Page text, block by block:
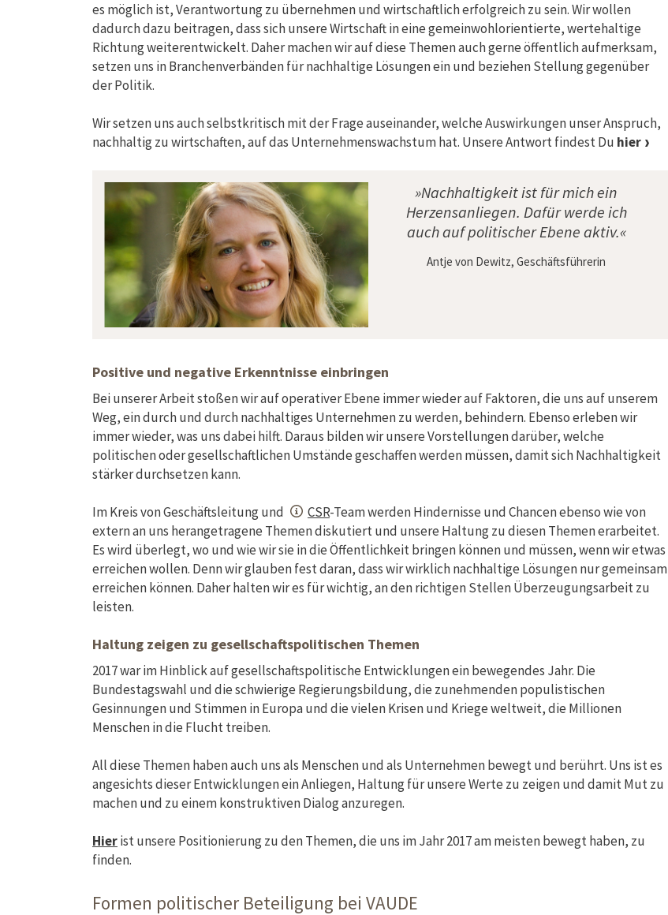
es möglich ist, Verantwortung zu übernehmen und wirtschaftlich erfolgreich zu sein. Wir wollen
dadurch dazu beitragen, dass sich unsere Wirtschaft in eine gemeinwohlorientierte, wertehaltige
Richtung weiterentwickelt. Daher machen wir auf diese Themen auch gerne öffentlich aufmerksam,
setzen uns in Branchenverbänden für nachhaltige Lösungen ein und beziehen Stellung gegenüber
der Politik.
Wir setzen uns auch selbstkritisch mit der Frage auseinander, welche Auswirkungen unser Anspruch,
nachhaltig zu wirtschaften, auf das Unternehmenswachstum hat. Unsere Antwort findest Du hier
»Nachhaltigkeit ist für mich ein
Herzensanliegen. Dafür werde ich
auch auf politischer Ebene aktiv.«
Antje von Dewitz, Geschäftsführerin
Positive und negative Erkenntnisse einbringen
Bei unserer Arbeit stoßen wir auf operativer Ebene immer wieder auf Faktoren, die uns auf unserem
Weg, ein durch und durch nachhaltiges Unternehmen zu werden, behindern. Ebenso erleben wir
immer wieder, was uns dabei hilft. Daraus bilden wir unsere Vorstellungen darüber, welche
politischen oder gesellschaftlichen Umstände geschaffen werden müssen, damit sich Nachhaltigkeit
stärker durchsetzen kann.
Im Kreis von Geschäftsleitung und CSR-Team werden Hindernisse und Chancen ebenso wie von
extern an uns herangetragene Themen diskutiert und unsere Haltung zu diesen Themen erarbeitet.
Es wird überlegt, wo und wie wir sie in die Öffentlichkeit bringen können und müssen, wenn wir etwas
erreichen wollen. Denn wir glauben fest daran, dass wir wirklich nachhaltige Lösungen nur gemeinsam
erreichen können. Daher halten wir es für wichtig, an den richtigen Stellen Überzeugungsarbeit zu
leisten.
Haltung zeigen zu gesellschaftspolitischen Themen
2017 war im Hinblick auf gesellschaftspolitische Entwicklungen ein bewegendes Jahr. Die
Bundestagswahl und die schwierige Regierungsbildung, die zunehmenden populistischen
Gesinnungen und Stimmen in Europa und die vielen Krisen und Kriege weltweit, die Millionen
Menschen in die Flucht treiben.
All diese Themen haben auch uns als Menschen und als Unternehmen bewegt und berührt. Uns ist es
angesichts dieser Entwicklungen ein Anliegen, Haltung für unsere Werte zu zeigen und damit Mut zu
machen und zu einem konstruktiven Dialog anzuregen.
Hierist unsere Positionierung zu den Themen, die uns im Jahr 2017 am meisten bewegt haben, zu
finden.
Formen politischer Beteiligung bei VAUDE